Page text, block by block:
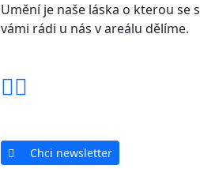
Umění je naše láska o kterou se s
vámi rádi u nás v areálu dělíme.
Chci newsletter